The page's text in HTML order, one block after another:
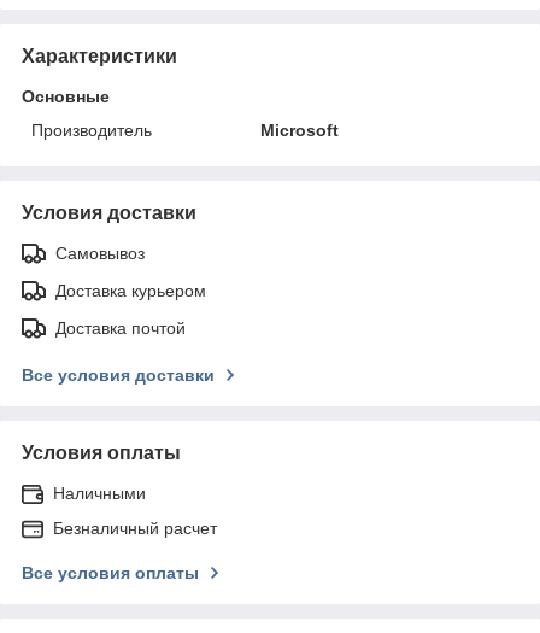
Характеристики
Основные
Производитель
Microsoft
Условия доставки
Самовывоз
Доставка курьером
Доставка почтой
Все условия доставки
Условия оплаты
Наличными
Безналичный расчет
Все условия оплаты